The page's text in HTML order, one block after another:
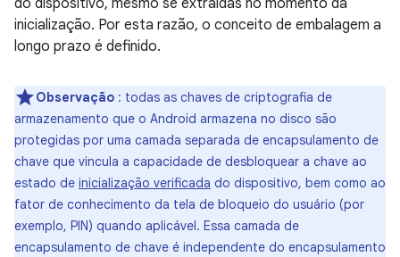
do dispositivo, mesmo se extraídas no momento da
inicialização. Por esta razão, o conceito de embalagem a
longo prazo é definido.
Observação : todas as chaves de criptografia de
armazenamento que o Android armazena no disco são
protegidas por uma camada separada de encapsulamento de
chave que vincula a capacidade de desbloquear a chave ao
estado de inicialização verificada do dispositivo, bem como ao
fator de conhecimento da tela de bloqueio do usuário (por
exemplo, PIN) quando aplicável. Essa camada de
encapsulamento de chave é independente do encapsulamento